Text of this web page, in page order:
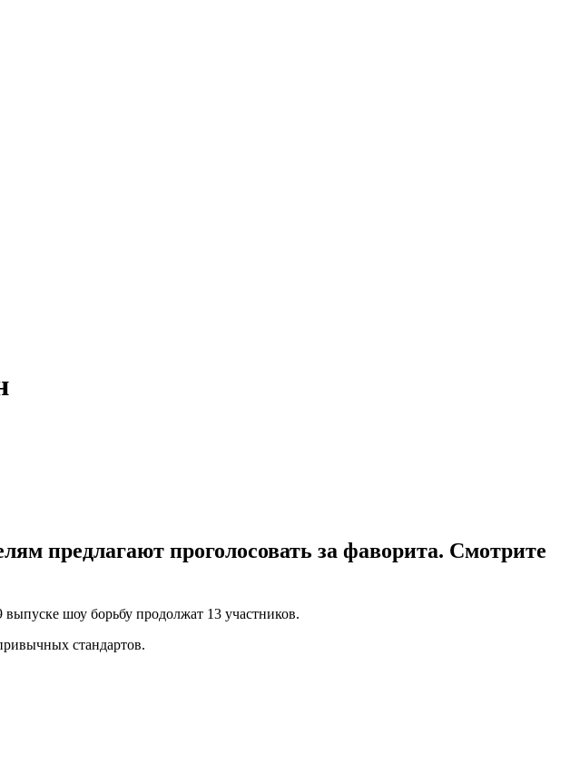
предлагают проголосовать за фаворита. Смотрите
шоу борьбу продолжат 13 участников.
стандартов.